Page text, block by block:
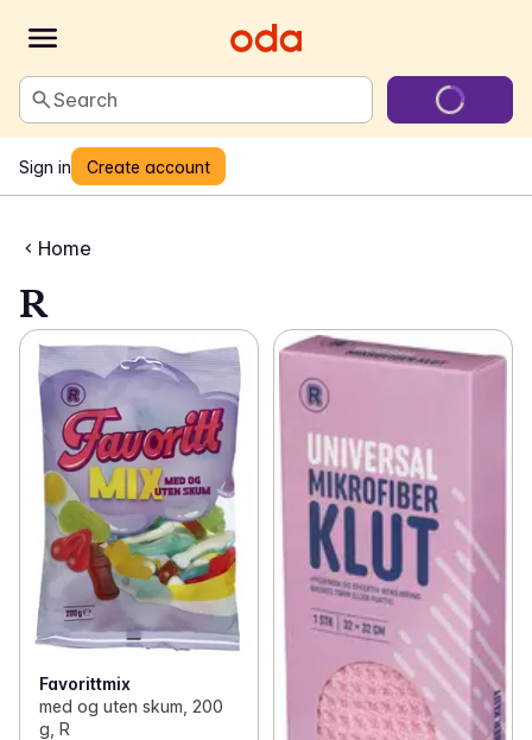
Search
Sign in Create account
Home
R
Favorittmix
med og uten skum, 200
g, R